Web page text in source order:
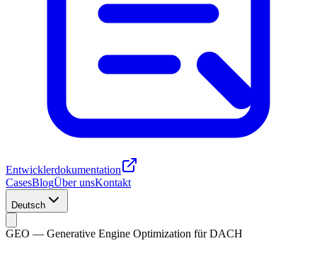
Entwicklerdokumentation
CasesBlogÜber unsKontakt
Deutsch
GEO — Generative Engine Optimization für DACH